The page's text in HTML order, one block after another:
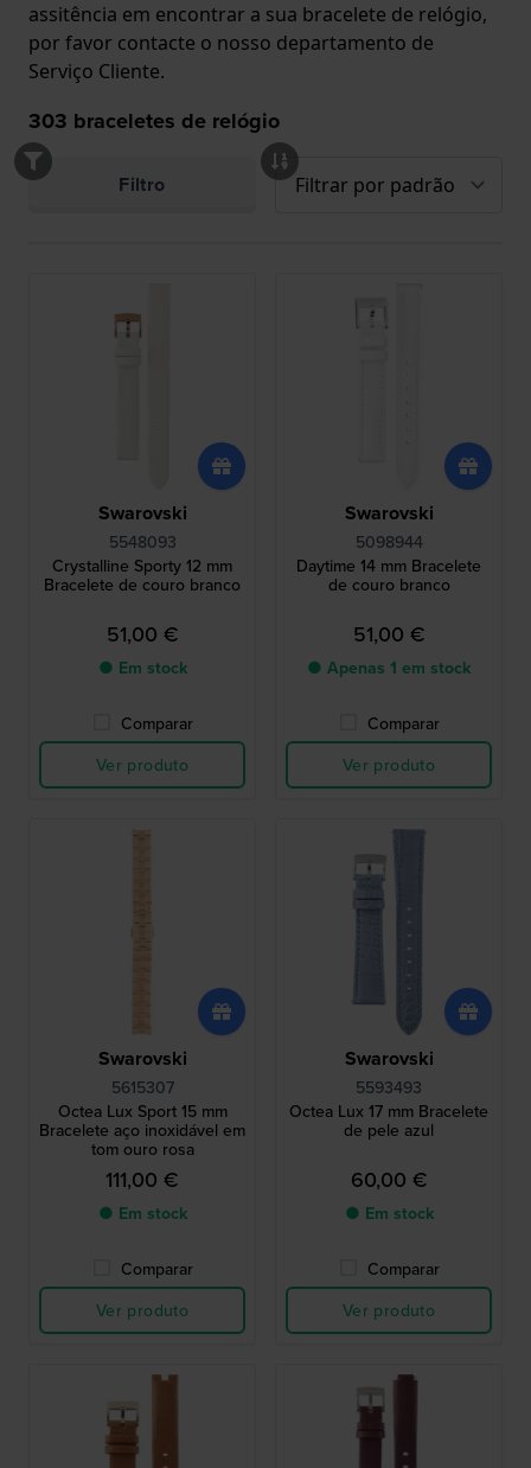
assitência em encontrar a sua bracelete de relógio,
por favor contacte o nosso departamento de
Serviço Cliente.
303 braceletes de relógio
Filtro
Swarovski
5548093
Crystalline Sporty 12 mm
Bracelete de couro branco
51,00 €
● Em stock
Comparar
Ver produto
Swarovski
5098944
Daytime 14 mm Bracelete
de couro branco
51,00 €
● Apenas 1 em stock
Comparar
Ver produto
Swarovski
5615307
Octea Lux Sport 15 mm
Bracelete aço inoxidável em
tom ouro rosa
111,00 €
● Em stock
Comparar
Ver produto
Swarovski
5593493
Octea Lux 17 mm Bracelete
de pele azul
60,00 €
● Em stock
Comparar
Ver produto